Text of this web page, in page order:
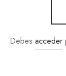
Debes acceder